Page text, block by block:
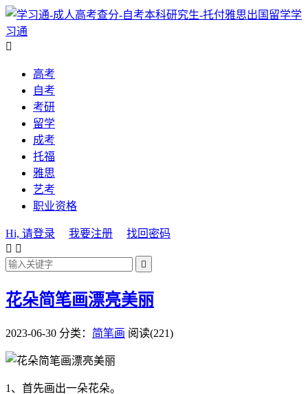
学
习通

高考
自考
考研
留学
成考
托福
雅思
艺考
职业资格
Hi, 请登录 我要注册
找回密码
 

花朵简笔画漂亮美丽
2023-06-30 分类： 简笔画 阅读(221)
1、首先画出一朵花朵。